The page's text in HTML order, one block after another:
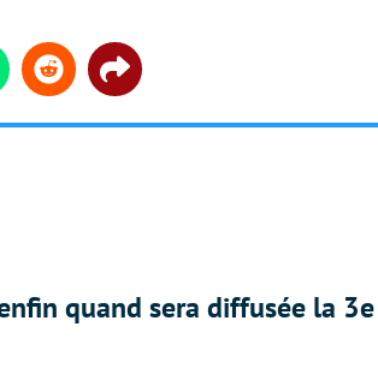
Reddit Share
quand sera diffusée la